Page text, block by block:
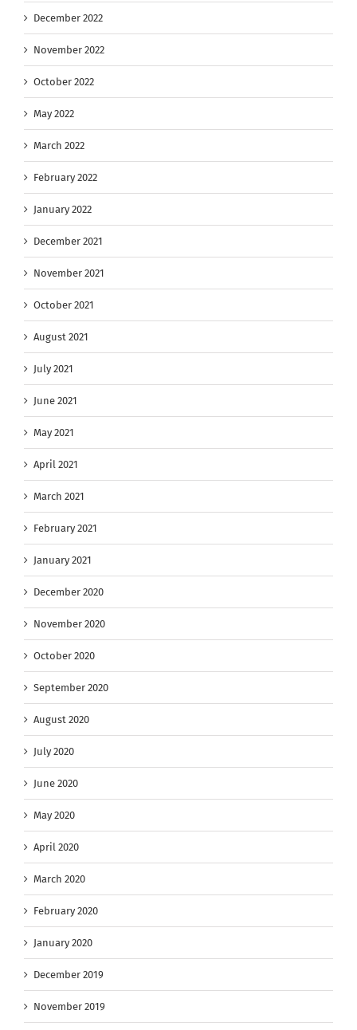
December 2022
November 2022
October 2022
May 2022
March 2022
February 2022
January 2022
December 2021
November 2021
October 2021
August 2021
July 2021
June 2021
May 2021
April 2021
March 2021
February 2021
January 2021
December 2020
November 2020
October 2020
September 2020
August 2020
July 2020
June 2020
May 2020
April 2020
March 2020
February 2020
January 2020
December 2019
November 2019